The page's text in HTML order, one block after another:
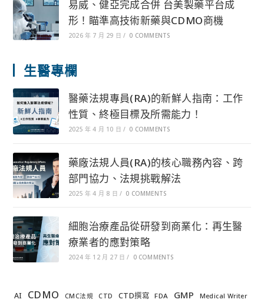
易威、健亞完成合併 台美製藥平台成
形！瞄準高技術新藥與CDMO商機
2026 年 7 月 29 日 / 0 COMMENTS
生醫專欄
醫藥法規專員(RA)的新鮮人指南：工作
性質、終極目標及所需能力！
2025 年 4 月 10 日 / 0 COMMENTS
藥廠法規人員(RA)的核心職務內容、跨
部門協力、法規挑戰解法
2025 年 4 月 8 日 / 0 COMMENTS
細胞治療產品從研發到商業化：再生醫
療業者的應對策略
2024 年 12 月 27 日 / 0 COMMENTS
AI CDMO CMC法規 CTD CTD撰寫 FDA GMP Medical Writer